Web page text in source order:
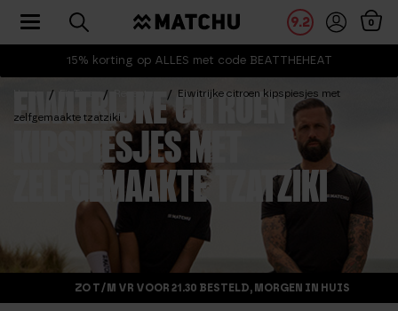
15% korting op ALLES met code BEATTHEHEAT
9.2 0
Toggle navigation
Eiwitrijke citroen kipspiesjes met
zelfgemaakte tzatziki
EIWITRIJKE CITROEN
KIPSPIESJES MET
ZELFGEMAAKTE TZATZIKI
ZO T/M VR VOOR 21.30 BESTELD, MORGEN IN HUIS